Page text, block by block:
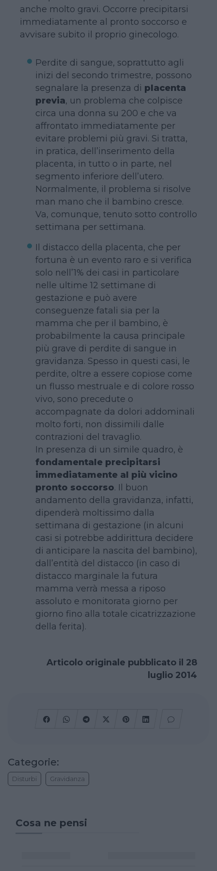
anche molto gravi. Occorre precipitarsi
immediatamente al pronto soccorso e
avvisare subito il proprio ginecologo.
Perdite di sangue, soprattutto agli
inizi del secondo trimestre, possono
segnalare la presenza di placenta
previa, un problema che colpisce
circa una donna su 200 e che va
affrontato immediatamente per
evitare problemi più gravi. Si tratta,
in pratica, dell’inserimento della
placenta, in tutto o in parte, nel
segmento inferiore dell’utero.
Normalmente, il problema si risolve
man mano che il bambino cresce.
Va, comunque, tenuto sotto controllo
settimana per settimana.
Il distacco della placenta, che per
fortuna è un evento raro e si verifica
solo nell’1% dei casi in particolare
nelle ultime 12 settimane di
gestazione e può avere
conseguenze fatali sia per la
mamma che per il bambino, è
probabilmente la causa principale
più grave di perdite di sangue in
gravidanza. Spesso in questi casi, le
perdite, oltre a essere copiose come
un flusso mestruale e di colore rosso
vivo, sono precedute o
accompagnate da dolori addominali
molto forti, non dissimili dalle
contrazioni del travaglio.
In presenza di un simile quadro, è
fondamentale precipitarsi
immediatamente al più vicino
pronto soccorso. Il buon
andamento della gravidanza, infatti,
dipenderà moltissimo dalla
settimana di gestazione (in alcuni
casi si potrebbe addirittura decidere
di anticipare la nascita del bambino),
dall’entità del distacco (in caso di
distacco marginale la futura
mamma verrà messa a riposo
assoluto e monitorata giorno per
giorno fino alla totale cicatrizzazione
della ferita).
Articolo originale pubblicato il 28
luglio 2014
Categorie:
Disturbi Gravidanza
Cosa ne pensi